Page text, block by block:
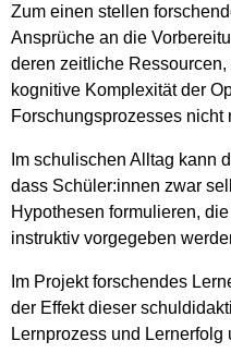
Zum einen stellen
Ansprüche an die
deren zeitliche
kognitive Komplexität der
Forschungsprozesses nicht
Im schulischen Alltag kann
dass Schüler:innen zwar
Hypothesen formulieren,
instruktiv vorgegeben
Im Projekt forschendes
der Effekt dieser
Lernprozess und Lernerfolg